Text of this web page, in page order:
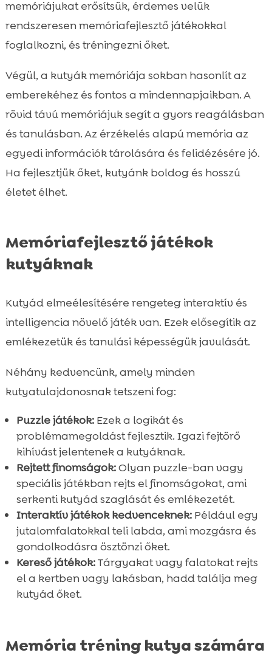
memóriájukat erősítsük, érdemes velük
rendszeresen memóriafejlesztő játékokkal
foglalkozni, és tréningezni őket.
Végül, a kutyák memóriája sokban hasonlít az
emberekéhez és fontos a mindennapjaikban. A
rövid távú memóriájuk segít a gyors reagálásban
és tanulásban. Az érzékelés alapú memória az
egyedi információk tárolására és felidézésére jó.
Ha fejlesztjük őket, kutyánk boldog és hosszú
életet élhet.
Memóriafejlesztő játékok
kutyáknak
Kutyád elmeélesítésére rengeteg interaktív és
intelligencia növelő játék van. Ezek elősegítik az
emlékezetük és tanulási képességük javulását.
Néhány kedvencünk, amely minden
kutyatulajdonosnak tetszeni fog:
Puzzle játékok:Ezek a logikát és
problémamegoldást fejlesztik. Igazi fejtörő
kihívást jelentenek a kutyáknak.
Rejtett finomságok:Olyan puzzle-ban vagy
speciális játékban rejts el finomságokat, ami
serkenti kutyád szaglását és emlékezetét.
Interaktív játékok kedvenceknek:Például egy
jutalomfalatokkal teli labda, ami mozgásra és
gondolkodásra ösztönzi őket.
Kereső játékok:Tárgyakat vagy falatokat rejts
el a kertben vagy lakásban, hadd találja meg
kutyád őket.
Memória tréning kutya számára